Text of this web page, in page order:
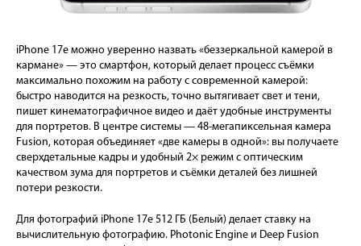
iPhone 17e можно уверенно назвать «беззеркальной камерой в
кармане» — это смартфон, который делает процесс съёмки
максимально похожим на работу с современной камерой:
быстро наводится на резкость, точно вытягивает свет и тени,
пишет кинематографичное видео и даёт удобные инструменты
для портретов. В центре системы — 48-мегапиксельная камера
Fusion, которая объединяет «две камеры в одной»: вы получаете
сверхдетальные кадры и удобный 2× режим с оптическим
качеством зума для портретов и съёмки деталей без лишней
потери резкости.
Для фотографий iPhone 17e 512 ГБ (Белый) делает ставку на
вычислительную фотографию. Photonic Engine и Deep Fusion